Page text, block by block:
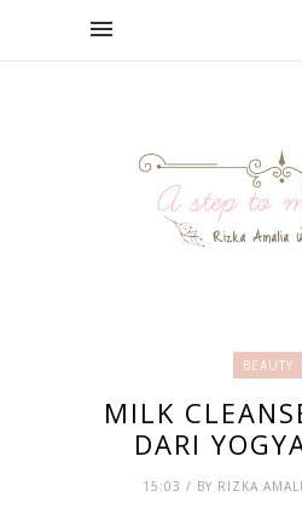
BEAUTY
MILK
DARI
15:03 / BY RIZKA